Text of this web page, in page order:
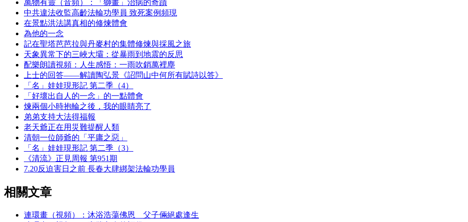
萬物有靈（音頻）：「獅畫」治病的奇蹟
中共違法收監高齡法輪功學員 致死案例頻現
在景點洪法講真相的修煉體會
為他的一念
記在聖塔芭芭拉與丹麥村的集體修煉與採風之旅
天象異常下的三峽大壩：從暴雨到地震的反思
配樂朗讀視頻：人生感悟：一雨吹銷萬裡塵
上士的回答——解讀陶弘景《詔問山中何所有賦詩以答》
「名」娃娃現形記 第二季（4）
「好壞出自人的一念」的一點體會
煉兩個小時抱輪之後，我的眼睛亮了
弟弟支持大法得福報
老天爺正在用災難提醒人類
清朝一位師爺的「平庸之惡」
「名」娃娃現形記 第二季（3）
《清流》正見周報 第951期
7.20反迫害日之前 長春大肆綁架法輪功學員
相關文章
連環畫（視頻）：沐浴浩蕩佛恩 父子倆絕處逢生